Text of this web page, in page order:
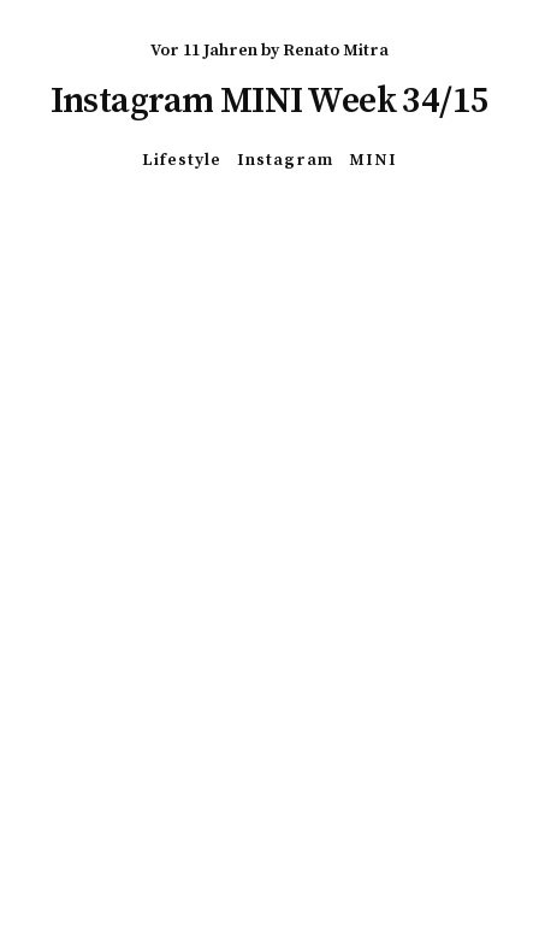
vor 11 JahrenbyRenato Mitra
Instagram MINI Week 34/15
Lifestyle Instagram MINI